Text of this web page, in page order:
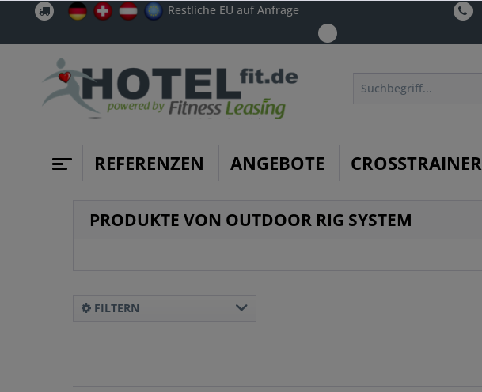
Restliche EU auf Anfrage
REFERENZEN ANGEBOTE CROSSTRAINER
PRODUKTE VON OUTDOOR RIG SYSTEM
FILTERN